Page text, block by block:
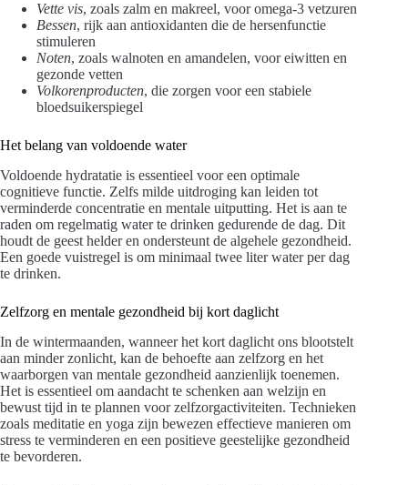
Vette vis, zoals zalm en makreel, voor omega-3 vetzuren
Bessen, rijk aan antioxidanten die de hersenfunctie
stimuleren
Noten, zoals walnoten en amandelen, voor eiwitten en
gezonde vetten
Volkorenproducten, die zorgen voor een stabiele
bloedsuikerspiegel
Het belang van voldoende water
Voldoende hydratatie is essentieel voor een optimale
cognitieve functie. Zelfs milde uitdroging kan leiden tot
verminderde concentratie en mentale uitputting. Het is aan te
raden om regelmatig water te drinken gedurende de dag. Dit
houdt de geest helder en ondersteunt de algehele gezondheid.
Een goede vuistregel is om minimaal twee liter water per dag
te drinken.
Zelfzorg en mentale gezondheid bij kort daglicht
In de wintermaanden, wanneer het kort daglicht ons blootstelt
aan minder zonlicht, kan de behoefte aan zelfzorg en het
waarborgen van mentale gezondheid aanzienlijk toenemen.
Het is essentieel om aandacht te schenken aan welzijn en
bewust tijd in te plannen voor zelfzorgactiviteiten. Technieken
zoals meditatie en yoga zijn bewezen effectieve manieren om
stress te verminderen en een positieve geestelijke gezondheid
te bevorderen.